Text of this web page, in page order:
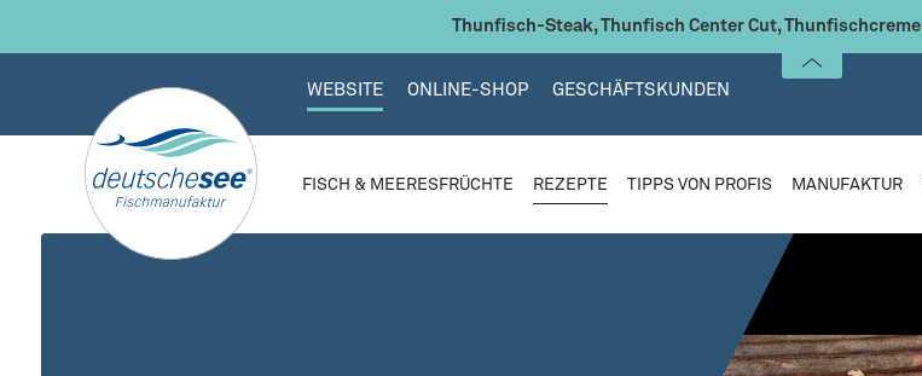
Thunfisch-Steak, Thunfisch Center Cut, Thunfischcreme
WEBSITE ONLINE-SHOP GESCHÄFTSKUNDEN
FISCH & MEERESFRÜCHTE REZEPTE TIPPS VON PROFIS MANUFAKTUR